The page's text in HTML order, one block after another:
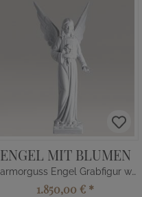
ENGEL MIT BLUMEN
Marmorguss Engel Grabfigur weiss
1.850,00 € *